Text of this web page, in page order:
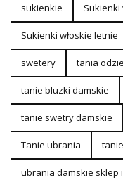
sukienkie Sukienki
Sukienki włoskie letnie
swetery tania
tanie bluzki damskie
tanie swetry damskie
Tanie ubrania
ubrania damskie sklep